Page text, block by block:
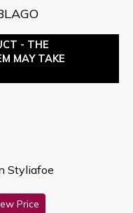
- THE
MAY TAKE
Styliafoe
Price